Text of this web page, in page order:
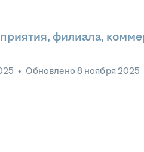
филиала,
• Обновлено8 ноября 2025